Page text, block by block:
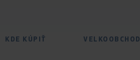
KDE KÚPIŤ VELKOOBCHOD